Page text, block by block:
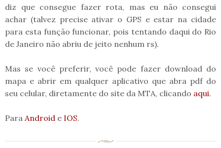
diz que consegue fazer rota, mas eu não consegui
achar (talvez precise ativar o GPS e estar na cidade
para esta função funcionar, pois tentando daqui do Rio
de Janeiro não abriu de jeito nenhum rs).
Mas se você preferir, você pode fazer download do
mapa e abrir em qualquer aplicativo que abra pdf do
seu celular, diretamente do site da MTA, clicando aqui.
Para Android e IOS.